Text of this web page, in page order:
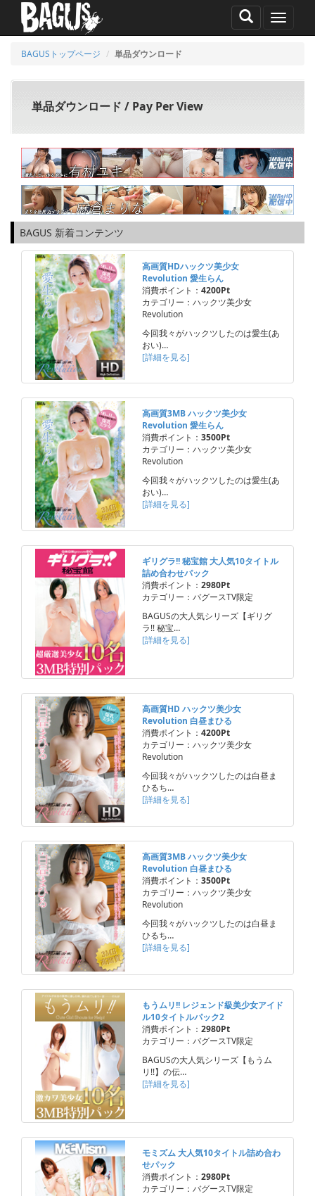
MENU
BAGUSトップページ 単品ダウンロード
単品ダウンロード / Pay Per View
BAGUS 新着コンテンツ
高画質HDハックツ美少女
Revolution 愛生らん
消費ポイント： 4200Pt
カテゴリー：ハックツ美少女
Revolution
今回我々がハックツしたのは愛生(あ
おい)…
[詳細を見る]
高画質3MB ハックツ美少女
Revolution 愛生らん
消費ポイント： 3500Pt
カテゴリー：ハックツ美少女
Revolution
今回我々がハックツしたのは愛生(あ
おい)…
[詳細を見る]
ギリグラ!! 秘宝館 大人気10タイトル
詰め合わせパック
消費ポイント： 2980Pt
カテゴリー：バグースTV限定
BAGUSの大人気シリーズ【ギリグ
ラ!! 秘宝…
[詳細を見る]
高画質HD ハックツ美少女
Revolution 白昼まひる
消費ポイント： 4200Pt
カテゴリー：ハックツ美少女
Revolution
今回我々がハックツしたのは白昼ま
ひるち…
[詳細を見る]
高画質3MB ハックツ美少女
Revolution 白昼まひる
消費ポイント： 3500Pt
カテゴリー：ハックツ美少女
Revolution
今回我々がハックツしたのは白昼ま
ひるち…
[詳細を見る]
もうムリ!! レジェンド級美少女アイド
ル10タイトルパック2
消費ポイント： 2980Pt
カテゴリー：バグースTV限定
BAGUSの大人気シリーズ【もうム
リ!!】の伝…
[詳細を見る]
モミズム 大人気10タイトル詰め合わ
せパック
消費ポイント： 2980Pt
カテゴリー：バグースTV限定